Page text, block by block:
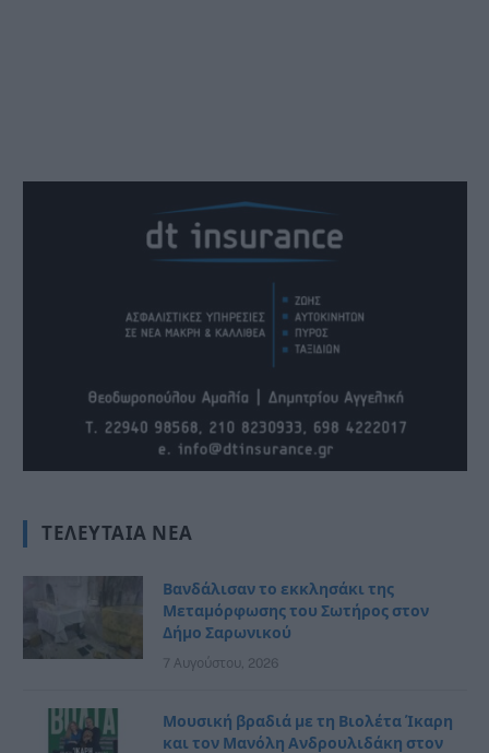
ΤΕΛΕΥΤΑΊΑ ΝΈΑ
Βανδάλισαν το εκκλησάκι της
Μεταμόρφωσης του Σωτήρος στον
Δήμο Σαρωνικού
7 Αυγούστου, 2026
Μουσική βραδιά με τη Βιολέτα Ίκαρη
και τον Μανόλη Ανδρουλιδάκη στον